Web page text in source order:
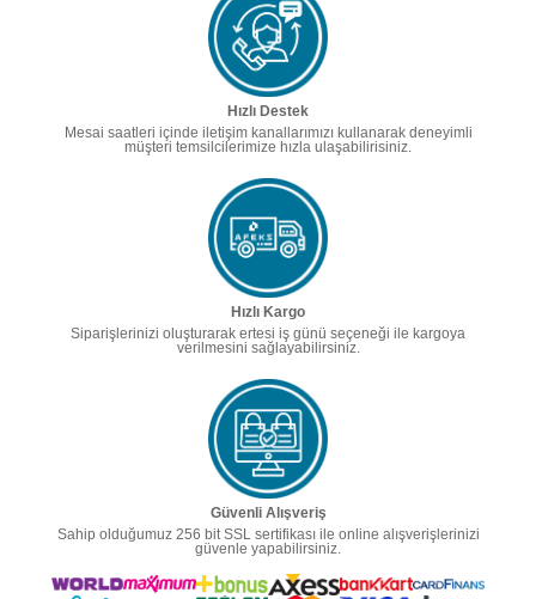
Hızlı Destek
Mesai saatleri içinde iletişim kanallarımızı kullanarak deneyimli
müşteri temsilcilerimize hızla ulaşabilirisiniz.
Hızlı Kargo
Siparişlerinizi oluşturarak ertesi iş günü seçeneği ile kargoya
verilmesini sağlayabilirsiniz.
Güvenli Alışveriş
Sahip olduğumuz 256 bit SSL sertifikası ile online alışverişlerinizi
güvenle yapabilirsiniz.